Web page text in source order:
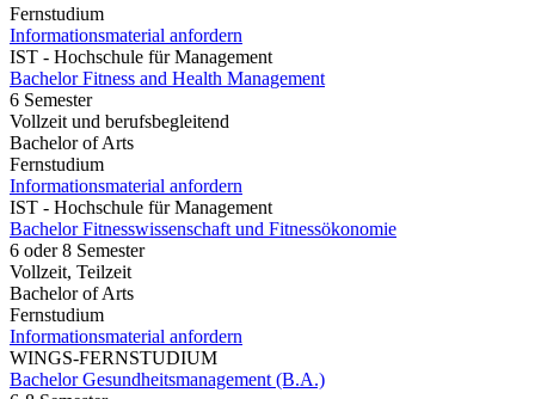
Fernstudium
Informationsmaterial anfordern
IST - Hochschule für Management
Bachelor Fitness and Health Management
6 Semester
Vollzeit und berufsbegleitend
Bachelor of Arts
Fernstudium
Informationsmaterial anfordern
IST - Hochschule für Management
Bachelor Fitnesswissenschaft und Fitnessökonomie
6 oder 8 Semester
Vollzeit, Teilzeit
Bachelor of Arts
Fernstudium
Informationsmaterial anfordern
WINGS-FERNSTUDIUM
Bachelor Gesundheitsmanagement (B.A.)